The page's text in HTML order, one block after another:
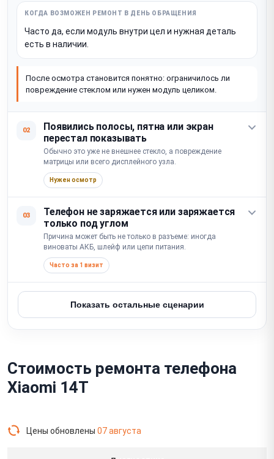
Часто да, если модуль внутри цел и нужная деталь
есть в наличии.
После осмотра становится понятно: ограничилось ли
повреждение стеклом или нужен модуль целиком.
02
Появились полосы, пятна или экран
перестал показывать
Обычно это уже не внешнее стекло, а повреждение
матрицы или всего дисплейного узла.
Нужен осмотр
03
Телефон не заряжается или заряжается
только под углом
Причина может быть не только в разъеме: иногда
виноваты АКБ, шлейф или цепи питания.
Часто за 1 визит
Показать остальные сценарии
Стоимость ремонта телефона
Xiaomi 14T
Цены обновлены 07 августа